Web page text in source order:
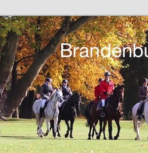
Hunting Club
in Berlin und Brandenburg